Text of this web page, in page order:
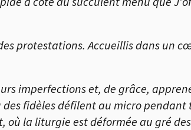
protestations. Accueillis dans un
imperfections et, de grâce,
des fidèles défilent au micro
où la liturgie est déformée au gré